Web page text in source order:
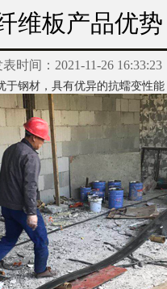
维板产品优势
表时间： 2021-11-26 16:33:23
钢材，具有优异的抗蠕变性能